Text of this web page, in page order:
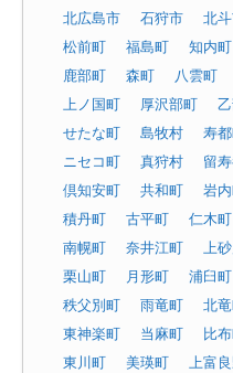
北広島市
石狩市 北
松前町
福島町 知内町
鹿部町
森町 八雲町
上ノ国町
厚沢部町
せたな町
島牧村 寿
ニセコ町
真狩村 留
倶知安町
共和町 岩
積丹町
古平町 仁木町
南幌町
奈井江町 上
栗山町
月形町 浦臼町
秩父別町
雨竜町 北
東神楽町
当麻町 比
東川町
美瑛町 上富